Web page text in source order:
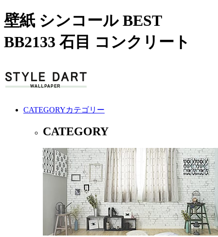
壁紙 シンコール BEST
BB2133 石目 コンクリート
CATEGORYカテゴリー
CATEGORY